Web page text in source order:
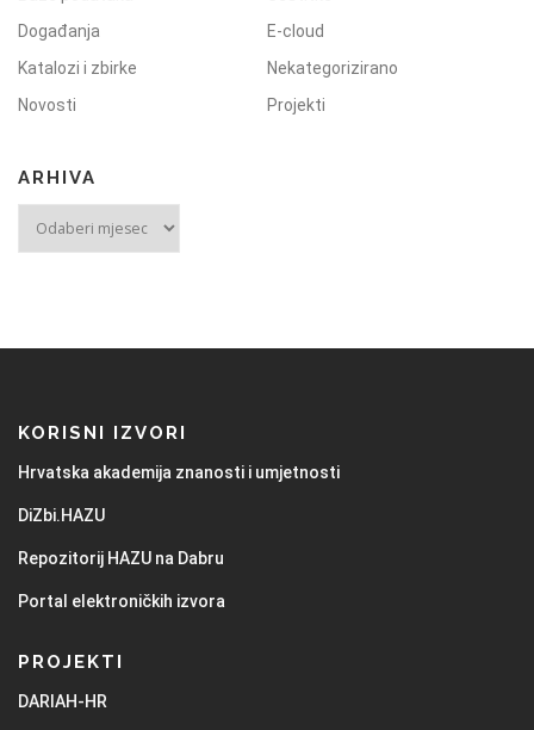
Događanja
E-cloud
Katalozi i zbirke
Nekategorizirano
Novosti
Projekti
ARHIVA
KORISNI IZVORI
Hrvatska akademija znanosti i umjetnosti
DiZbi.HAZU
Repozitorij HAZU na Dabru
Portal elektroničkih izvora
PROJEKTI
DARIAH-HR